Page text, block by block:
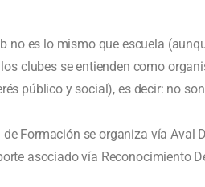
no es lo mismo que escuela
clubes se entienden como
público y social), es decir: no son
Formación se organiza vía Aval
asociado vía Reconocimiento